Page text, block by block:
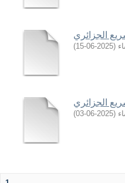
الجزائري
(
2025-06-15
)
الجزائري
(
2025-06-03
)